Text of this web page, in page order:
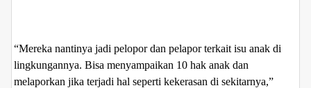
“Mereka nantinya jadi pelopor dan pelapor terkait isu anak di
lingkungannya. Bisa menyampaikan 10 hak anak dan
melaporkan jika terjadi hal seperti kekerasan di sekitarnya,”